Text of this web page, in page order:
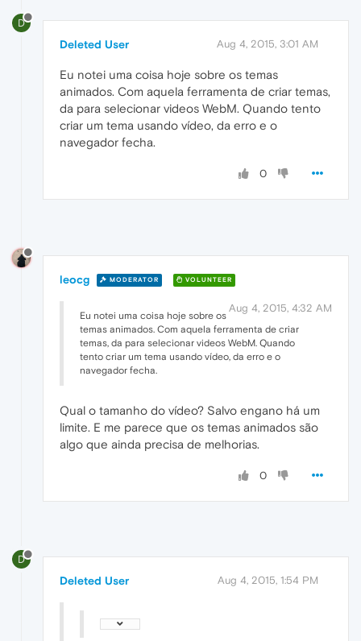
D
Deleted User Aug 4, 2015, 3:01 AM
Eu notei uma coisa hoje sobre os temas
animados. Com aquela ferramenta de criar temas,
da para selecionar videos WebM. Quando tento
criar um tema usando vídeo, da erro e o
navegador fecha.
0
leocg MODERATOR VOLUNTEER
Aug 4, 2015, 4:32 AM
Eu notei uma coisa hoje sobre os
temas animados. Com aquela ferramenta de criar
temas, da para selecionar videos WebM. Quando
tento criar um tema usando vídeo, da erro e o
navegador fecha.
Qual o tamanho do vídeo? Salvo engano há um
limite. E me parece que os temas animados são
algo que ainda precisa de melhorias.
0
D
Deleted User Aug 4, 2015, 1:54 PM